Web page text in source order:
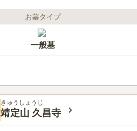
お墓タイプ
一般墓
きゅうしょうじ
靖定山 久昌寺